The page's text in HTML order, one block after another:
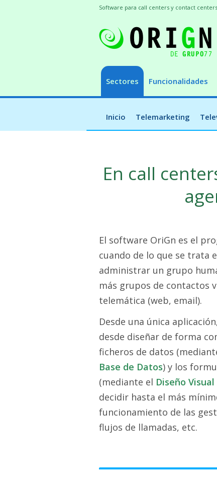
Sectores Funcionalidades
Inicio Telemarketing
Software para call centers y contact centers
En call
El software OriGn es el
cuando de lo que se trata
administrar un grupo
más grupos de contactos
telemática (web, email).
Desde una única
desde diseñar de forma
ficheros de datos
Base de Datos) y los
(mediante el Diseño
decidir hasta el más
funcionamiento de las
flujos de llamadas, etc.